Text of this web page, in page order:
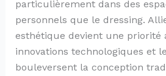
particulièrement dans des
personnels que le dressing.
esthétique devient une priorité
innovations technologiques et
bouleversent la conception